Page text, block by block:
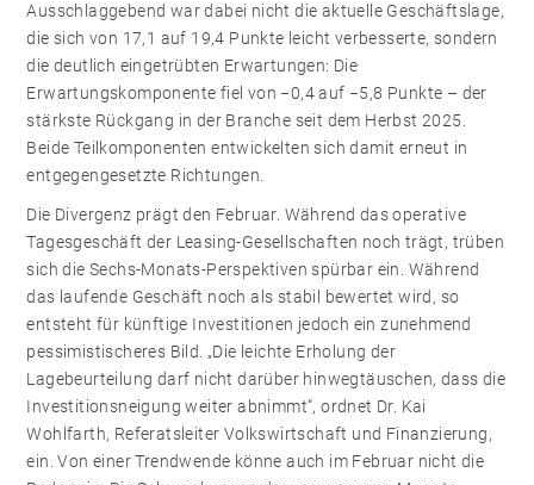
Ausschlaggebend war dabei nicht die aktuelle Geschäftslage,
die sich von 17,1 auf 19,4 Punkte leicht verbesserte, sondern
die deutlich eingetrübten Erwartungen: Die
Erwartungskomponente fiel von −0,4 auf −5,8 Punkte – der
stärkste Rückgang in der Branche seit dem Herbst 2025.
Beide Teilkomponenten entwickelten sich damit erneut in
entgegengesetzte Richtungen.
Die Divergenz prägt den Februar. Während das operative
Tagesgeschäft der Leasing-Gesellschaften noch trägt, trüben
sich die Sechs-Monats-Perspektiven spürbar ein. Während
das laufende Geschäft noch als stabil bewertet wird, so
entsteht für künftige Investitionen jedoch ein zunehmend
pessimistischeres Bild. „Die leichte Erholung der
Lagebeurteilung darf nicht darüber hinwegtäuschen, dass die
Investitionsneigung weiter abnimmt“, ordnet Dr. Kai
Wohlfarth, Referatsleiter Volkswirtschaft und Finanzierung,
ein. Von einer Trendwende könne auch im Februar nicht die